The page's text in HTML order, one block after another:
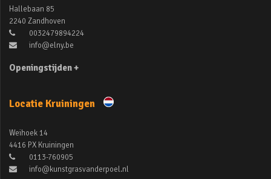
Hallebaan 85
2240 Zandhoven
0032479894224
info@elny.be
Openingstijden +
Locatie Kruiningen
Weihoek 14
4416 PX Kruiningen
0113-760905
info@kunstgrasvanderpoel.nl